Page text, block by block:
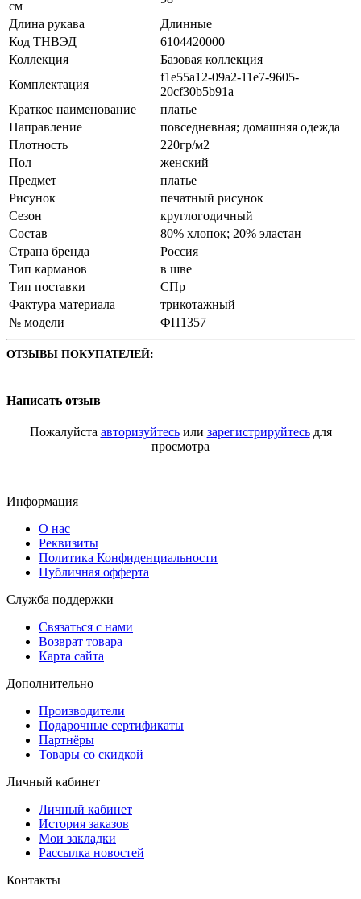
см
Длина рукава
Длинные
Код ТНВЭД
6104420000
Коллекция
Базовая коллекция
Комплектация
f1e55a12-09a2-11e7-9605-
20cf30b5b91a
Краткое наименование
платье
Направление
повседневная; домашняя одежда
Плотность
220гр/м2
Пол
женский
Предмет
платье
Рисунок
печатный рисунок
Сезон
круглогодичный
Состав
80% хлопок; 20% эластан
Страна бренда
Россия
Тип карманов
в шве
Тип поставки
СПр
Фактура материала
трикотажный
№ модели
ФП1357
ОТЗЫВЫ ПОКУПАТЕЛЕЙ:
Написать отзыв
Пожалуйста авторизуйтесьили зарегистрируйтесьдля
просмотра
Информация
О нас
Реквизиты
Политика Конфиденциальности
Публичная офферта
Служба поддержки
Связаться с нами
Возврат товара
Карта сайта
Дополнительно
Производители
Подарочные сертификаты
Партнёры
Товары со скидкой
Личный кабинет
Личный кабинет
История заказов
Мои закладки
Рассылка новостей
Контакты